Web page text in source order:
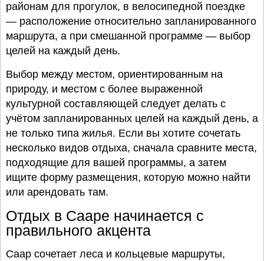
районам для прогулок, в велосипедной поездке
— расположение относительно запланированного
маршрута, а при смешанной программе — выбор
целей на каждый день.
Выбор между местом, ориентированным на
природу, и местом с более выраженной
культурной составляющей следует делать с
учётом запланированных целей на каждый день, а
не только типа жилья. Если вы хотите сочетать
несколько видов отдыха, сначала сравните места,
подходящие для вашей программы, а затем
ищите форму размещения, которую можно найти
или арендовать там.
Отдых в Сааре начинается с
правильного акцента
Саар сочетает леса и кольцевые маршруты,